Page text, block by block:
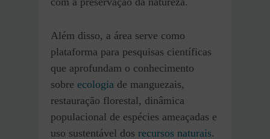
Além disso, a área serve como
plataforma para pesquisas científicas
que aprofundam o conhecimento
sobre ecologia de manguezais,
restauração florestal, dinâmica
populacional de espécies ameaçadas e
uso sustentável dos recursos naturais.